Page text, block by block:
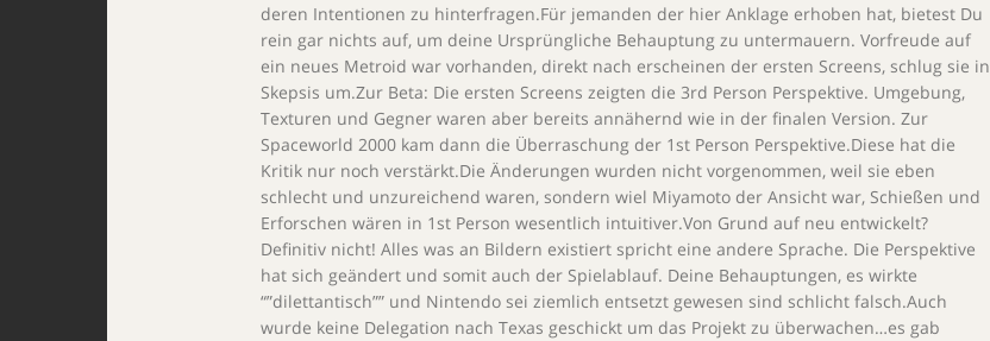
deren Intentionen zu hinterfragen.Für jemanden der hier Anklage erhoben hat, bietest Du
rein gar nichts auf, um deine Ursprüngliche Behauptung zu untermauern. Vorfreude auf
ein neues Metroid war vorhanden, direkt nach erscheinen der ersten Screens, schlug sie in
Skepsis um.Zur Beta: Die ersten Screens zeigten die 3rd Person Perspektive. Umgebung,
Texturen und Gegner waren aber bereits annähernd wie in der finalen Version. Zur
Spaceworld 2000 kam dann die Überraschung der 1st Person Perspektive.Diese hat die
Kritik nur noch verstärkt.Die Änderungen wurden nicht vorgenommen, weil sie eben
schlecht und unzureichend waren, sondern wiel Miyamoto der Ansicht war, Schießen und
Erforschen wären in 1st Person wesentlich intuitiver.Von Grund auf neu entwickelt?
Definitiv nicht! Alles was an Bildern existiert spricht eine andere Sprache. Die Perspektive
hat sich geändert und somit auch der Spielablauf. Deine Behauptungen, es wirkte
“”dilettantisch”” und Nintendo sei ziemlich entsetzt gewesen sind schlicht falsch.Auch
wurde keine Delegation nach Texas geschickt um das Projekt zu überwachen…es gab